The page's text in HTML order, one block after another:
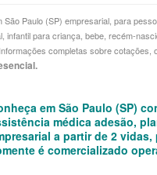
SAÚDE EMPRESARIAL
SAÚDE EMPRESARIAL
EMPRESARIAL
EMPRESARIAL
KIPP PLANO DE
MEDICAL HEALTH
MED TOUR PLANO
PLENA PLANO DE
AACL
GS SAÚDE
ADVENTISTA
PLANO DE SAÚDE ADESÃO
PLANO DE SAÚDE ADESÃO
CROSS PLANO DE SAÚDE ADESÃO
DE SAÚDE ADESÃO
PLANO DE SAÚDE ADESÃO
GOIÁS -
MARANHÃO -
MATO
MINAS
São Paulo (SP) empresarial, para
infantil para criança, bebe, recém-
completas sobre
em São Paulo (SP)
médica adesão,
a partir de 2
é comercializado